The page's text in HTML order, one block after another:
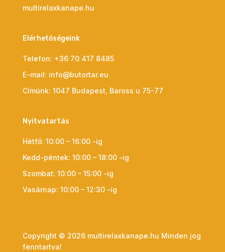
multirelaxkanape.hu
Elérhetőségeink
Telefon: +36 70 417 8485
E-mail: info@butortar.eu
Címünk: 1047 Budapest, Baross u 75-77
Nyitvatartás
Hétfő: 10:00 – 16:00 -ig
Kedd-péntek: 10:00 – 18:00 -ig
Szombat: 10:00 – 15:00 -ig
Vasárnap: 10:00 – 12:30 -ig
Copyright © 2026 multirelaxkanape.hu Minden jog
fenntartva!